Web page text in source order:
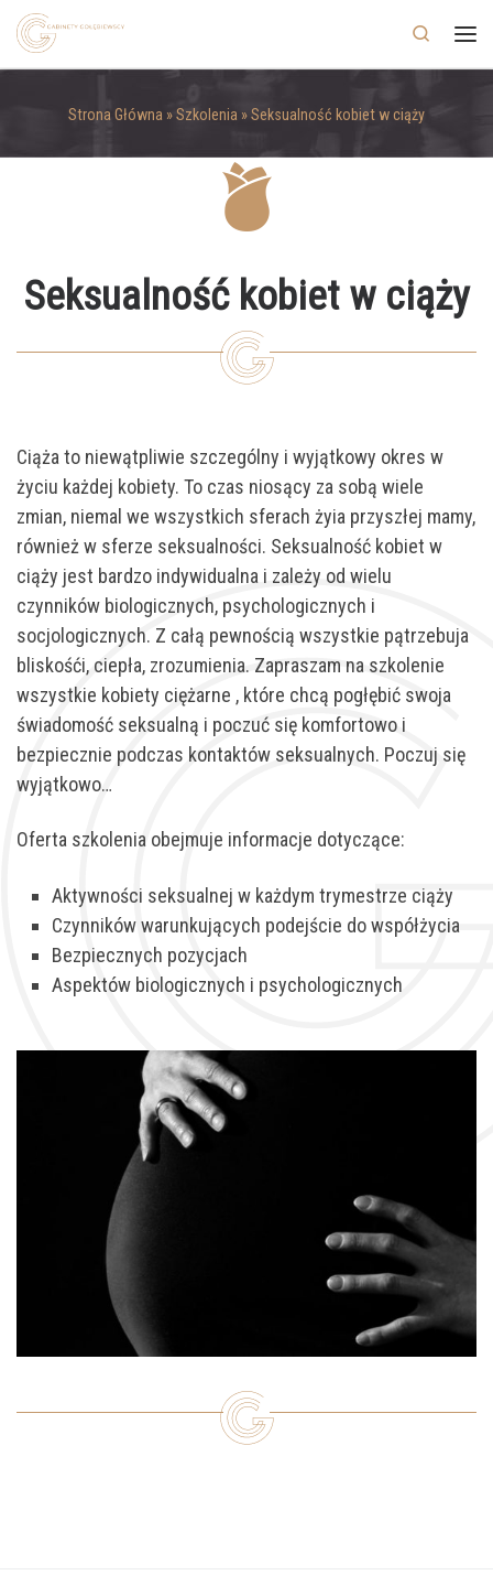
Skip to content
Search
Strona Główna »Szkolenia »Seksualność kobiet w ciąży
Seksualność kobiet w ciąży
Ciąża to niewątpliwie szczególny i wyjątkowy okres w
życiu każdej kobiety. To czas niosący za sobą wiele
zmian, niemal we wszystkich sferach żyia przyszłej mamy,
również w sferze seksualności. Seksualność kobiet w
ciąży jest bardzo indywidualna i zależy od wielu
czynników biologicznych, psychologicznych i
socjologicznych. Z całą pewnością wszystkie pątrzebuja
bliskośći, ciepła, zrozumienia. Zapraszam na szkolenie
wszystkie kobiety ciężarne , które chcą pogłębić swoja
świadomość seksualną i poczuć się komfortowo i
bezpiecznie podczas kontaktów seksualnych. Poczuj się
wyjątkowo…
Oferta szkolenia obejmuje informacje dotyczące:
Aktywności seksualnej w każdym trymestrze ciąży
Czynników warunkujących podejście do współżycia
Bezpiecznych pozycjach
Aspektów biologicznych i psychologicznych